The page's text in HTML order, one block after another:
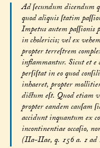
Ad ſecundum dicendum
quod aliquis ſtatim
Impetus autem
in cholericis; vel ex
propter terreſtrem
inflammantur. Sicut et
perſiſtat in eo quod
inhaeret, propter
dictum eſt. Quod etiam
propter eandem
accidunt inquantum ex
incontinentiae occaſio,
(IIa-IIae, q. 156 a. 1 ad